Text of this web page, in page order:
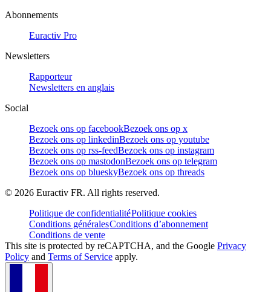
Abonnements
Euractiv Pro
Newsletters
Rapporteur
Newsletters en anglais
Social
Bezoek ons op facebookBezoek ons op x
Bezoek ons op linkedinBezoek ons op youtube
Bezoek ons op rss-feedBezoek ons op instagram
Bezoek ons op mastodonBezoek ons op telegram
Bezoek ons op blueskyBezoek ons op threads
© 2026 Euractiv FR. All rights reserved.
Politique de confidentialitéPolitique cookies
Conditions généralesConditions d’abonnement
Conditions de vente
This site is protected by reCAPTCHA, and the Google Privacy
Policy and Terms of Service apply.